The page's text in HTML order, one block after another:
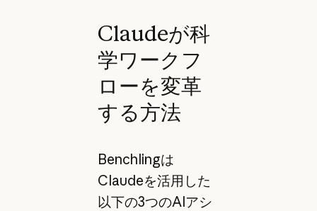
Claudeが科
学ワークフ
ローを変革
する方法
Benchlingは
Claudeを活用した
以下の3つのAIアシ